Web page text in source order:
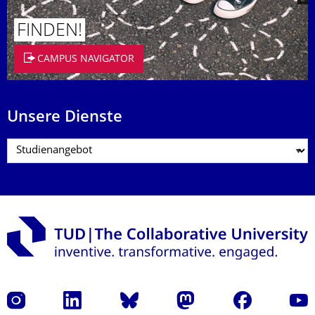
FINDEN!
CAMPUS NAVIGATOR
Unsere Dienste
Instagram LinkedIn Bluesky Mastodon Facebook